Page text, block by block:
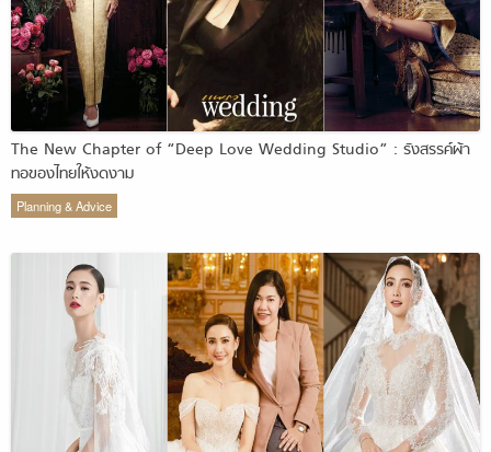
The New Chapter of “Deep Love Wedding Studio” : รังสรรค์ผ้า
ทอของไทยให้งดงาม
Planning & Advice